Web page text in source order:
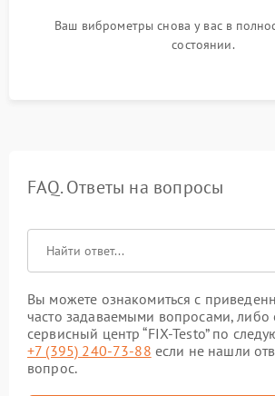
Ваш виброметры снова у вас в
состоянии.
FAQ. Ответы на вопросы
Вы можете ознакомиться с
часто задаваемыми вопросами, либо
сервисный центр “FIX-Testo” по
+7 (395) 240-73-88 если не нашли
вопрос.